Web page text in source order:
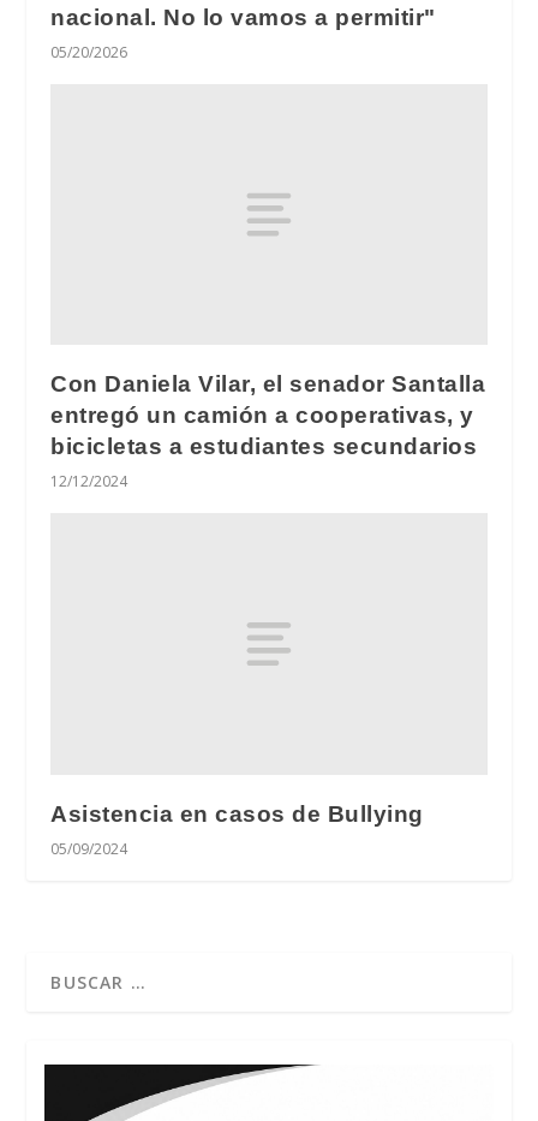
nacional. No lo vamos a permitir"
05/20/2026
Con Daniela Vilar, el senador Santalla
entregó un camión a cooperativas, y
bicicletas a estudiantes secundarios
12/12/2024
Asistencia en casos de Bullying
05/09/2024